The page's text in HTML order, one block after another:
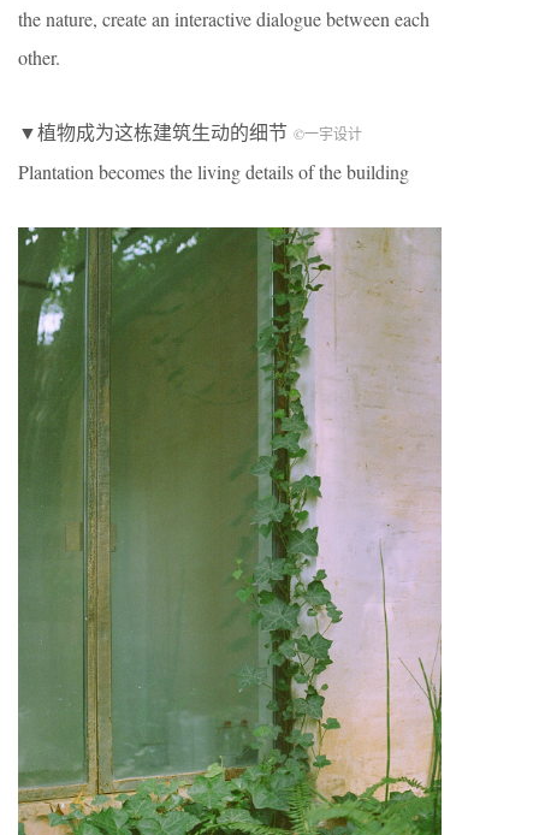
the nature, create an interactive dialogue between each
other.
▼植物成为这栋建筑生动的细节 ©一宇设计
Plantation becomes the living details of the building